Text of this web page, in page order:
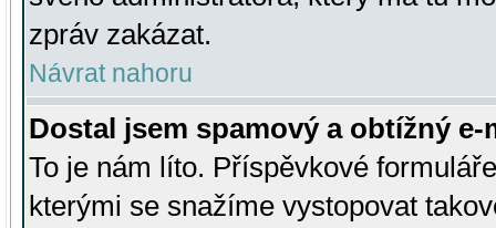
zpráv zakázat.
Návrat nahoru
Dostal jsem spamový a obtížný
To je nám líto. Příspěvkové
kterými se snažíme vystopovat